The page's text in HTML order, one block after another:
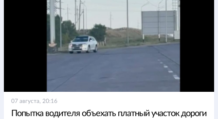
07 августа, 20:16
Попытка водителя объехать платный участок дороги